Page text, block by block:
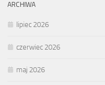
ARCHIWA
lipiec 2026
czerwiec 2026
maj 2026